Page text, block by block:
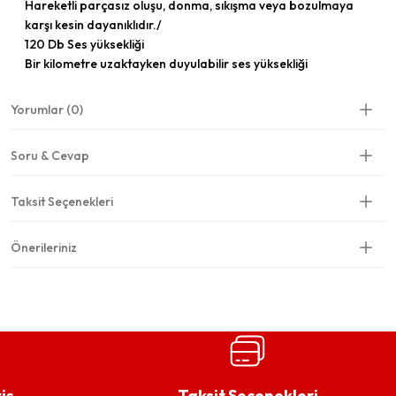
Hareketli parçasız oluşu, donma, sıkışma veya bozulmaya
karşı kesin dayanıklıdır./
120 Db Ses yüksekliği
Bir kilometre uzaktayken duyulabilir ses yüksekliği
Yorumlar (0)
Soru & Cevap
Taksit Seçenekleri
Önerileriniz